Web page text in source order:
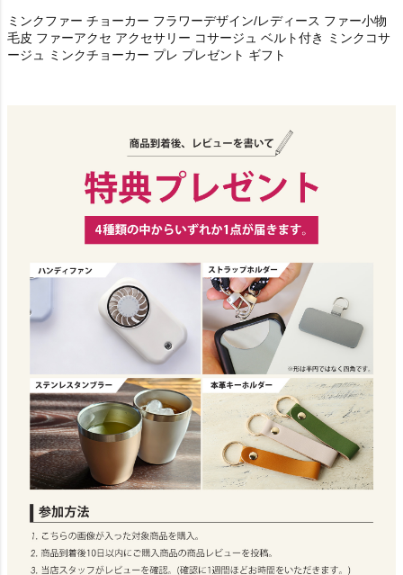
ミンクファー チョーカー フラワーデザイン/レディース ファー小物
毛皮 ファーアクセ アクセサリー コサージュ ベルト付き ミンクコサ
ージュ ミンクチョーカー プレ プレゼント ギフト